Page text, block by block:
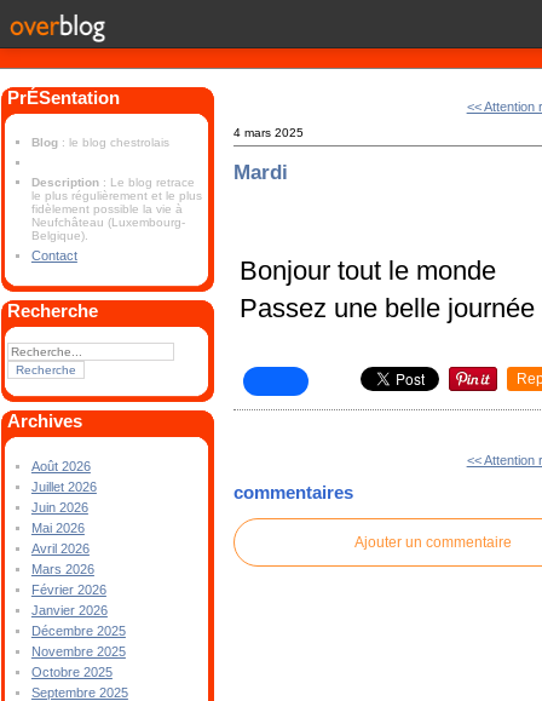
PrÉSentation
Blog : le blog chestrolais
Description : Le blog retrace
le plus régulièrement et le plus
fidèlement possible la vie à
Neufchâteau (Luxembourg-
Belgique).
Contact
Recherche
Archives
Août 2026
Juillet 2026
Juin 2026
Mai 2026
Avril 2026
Mars 2026
Février 2026
Janvier 2026
Décembre 2025
Novembre 2025
Octobre 2025
Septembre 2025
<< Attention
4 mars 2025
Mardi
Bonjour tout le monde
Passez une belle journée
<< Attention
commentaires
Ajouter un commentaire